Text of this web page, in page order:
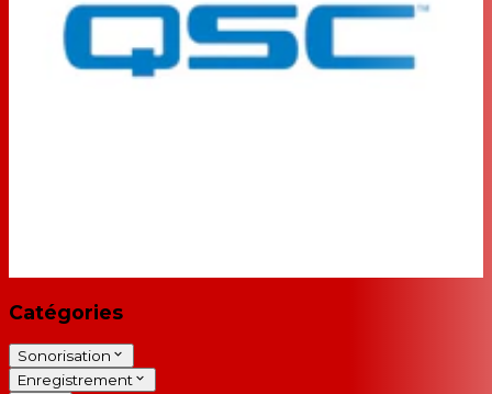
Catégories
Sonorisation
Enregistrement